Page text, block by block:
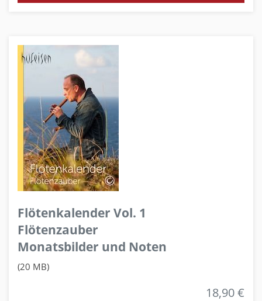
Flötenkalender Vol. 1
Flötenzauber
Monatsbilder und Noten
(20 MB)
18,90 €